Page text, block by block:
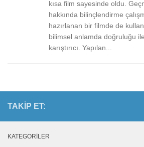
kısa film sayesinde oldu.
hakkında bilinçlendirme
hazırlanan bir filmde de
bilimsel anlamda doğruluğu
karıştırıcı. Yapılan...
TAKIP ET:
KATEGORILER